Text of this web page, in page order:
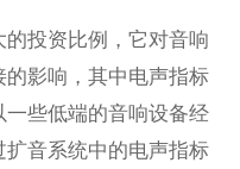
投资比例，它对音响
影响，其中电声指标
些低端的音响设备经
音系统中的电声指标